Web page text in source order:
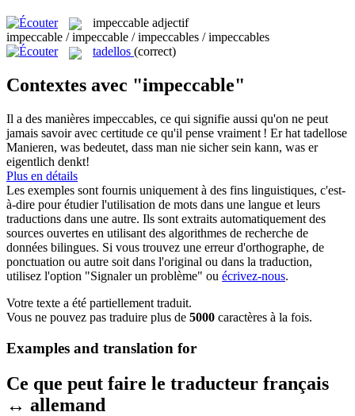
impeccable adjectif
impeccable / impeccable / impeccables / impeccables
tadellos (correct)
Contextes avec "impeccable"
Il a des manières impeccables, ce qui signifie aussi qu'on ne peut
jamais savoir avec certitude ce qu'il pense vraiment ! Er hat tadellose
Manieren, was bedeutet, dass man nie sicher sein kann, was er
eigentlich denkt!
Plus en détails
Les exemples sont fournis uniquement à des fins linguistiques, c'est-
à-dire pour étudier l'utilisation de mots dans une langue et leurs
traductions dans une autre. Ils sont extraits automatiquement des
sources ouvertes en utilisant des algorithmes de recherche de
données bilingues. Si vous trouvez une erreur d'orthographe, de
ponctuation ou autre soit dans l'original ou dans la traduction,
utilisez l'option "Signaler un problème" ou écrivez-nous.
Votre texte a été partiellement traduit.
Vous ne pouvez pas traduire plus de 5000 caractères à la fois.
Examples and translation for
Ce que peut faire le traducteur français
↔ allemand